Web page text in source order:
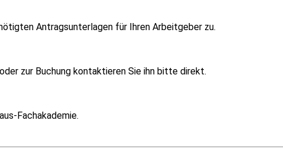
Antragsunterlagen für Ihren Arbeitgeber zu.
zur Buchung kontaktieren Sie ihn bitte direkt.
Fachakademie.